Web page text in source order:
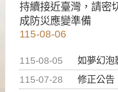
持續接近臺灣，請密
成防災應變準備
115-08-06
115-08-05
如夢幻泡
115-07-28
修正公告「墾丁國家公園限制